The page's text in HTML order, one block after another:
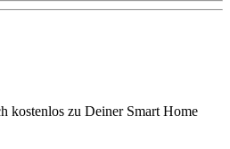
kostenlos zu Deiner Smart Home